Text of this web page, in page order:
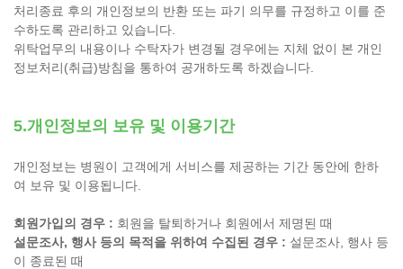
처리종료 후의 개인정보의 반환 또는 파기 의무를 규정하고 이를 준
수하도록 관리하고 있습니다.
위탁업무의 내용이나 수탁자가 변경될 경우에는 지체 없이 본 개인
정보처리(취급)방침을 통하여 공개하도록 하겠습니다.
5.개인정보의 보유 및 이용기간
개인정보는 병원이 고객에게 서비스를 제공하는 기간 동안에 한하
여 보유 및 이용됩니다.
회원가입의 경우 : 회원을 탈퇴하거나 회원에서 제명된 때
설문조사, 행사 등의 목적을 위하여 수집된 경우 : 설문조사, 행사 등
이 종료된 때